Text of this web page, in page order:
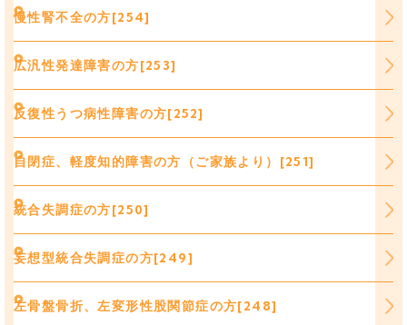
慢性腎不全の方[254]
広汎性発達障害の方[253]
反復性うつ病性障害の方[252]
自閉症、軽度知的障害の方（ご家族より）[251]
統合失調症の方[250]
妄想型統合失調症の方[249]
左骨盤骨折、左変形性股関節症の方[248]